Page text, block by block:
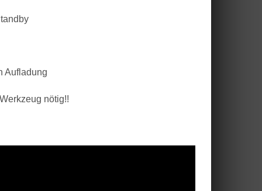
Aufladung
nötig!!